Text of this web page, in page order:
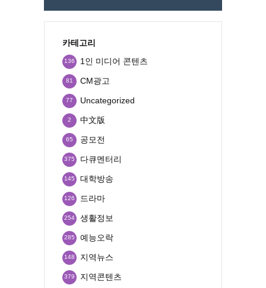
카테고리
1인 미디어 콘텐츠
136
CM광고
81
Uncategorized
77
中文版
2
공모전
65
다큐멘터리
375
대학방송
145
드라마
126
생활정보
254
예능오락
285
지역뉴스
148
지역콘텐츠
379